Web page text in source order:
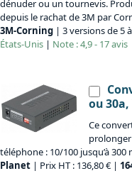
dénuder ou un tournevis.
depuis le rachat de 3M par
3M-Corning | 3 versions de 5
États-Unis | Note : 4,9 - 17 avis
ou 30a,
Ce
téléphone : 10/100 jusqu’à 300
Planet | Prix HT : 136,80 € |